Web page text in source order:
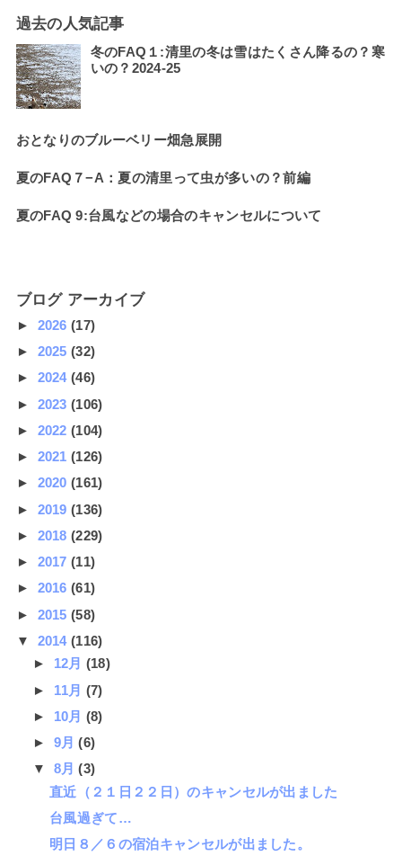
過去の人気記事
冬のFAQ１:清里の冬は雪はたくさん降るの？寒
いの？2024-25
おとなりのブルーベリー畑急展開
夏のFAQ７−A：夏の清里って虫が多いの？前編
夏のFAQ 9:台風などの場合のキャンセルについて
ブログ アーカイブ
► 2026(17)
► 2025(32)
► 2024(46)
► 2023(106)
► 2022(104)
► 2021(126)
► 2020(161)
► 2019(136)
► 2018(229)
► 2017(11)
► 2016(61)
► 2015(58)
▼ 2014(116)
► 12月 (18)
► 11月 (7)
► 10月 (8)
► 9月(6)
▼ 8月(3)
直近（２１日２２日）のキャンセルが出ました
台風過ぎて…
明日８／６の宿泊キャンセルが出ました。